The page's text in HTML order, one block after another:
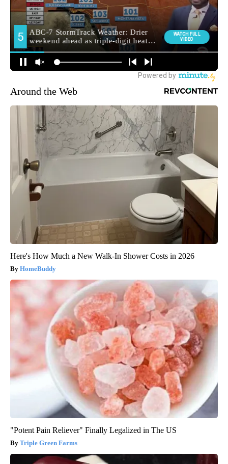
Around the Web
Here's How Much a New Walk-In Shower Costs in 2026
HomeBuddy
"Potent Pain Reliever" Finally Legalized in The US
Triple Green Farms